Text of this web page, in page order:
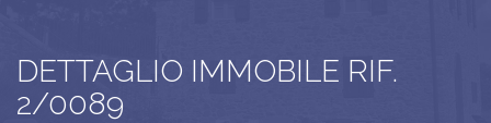
DETTAGLIO IMMOBILE RIF.
2/0089